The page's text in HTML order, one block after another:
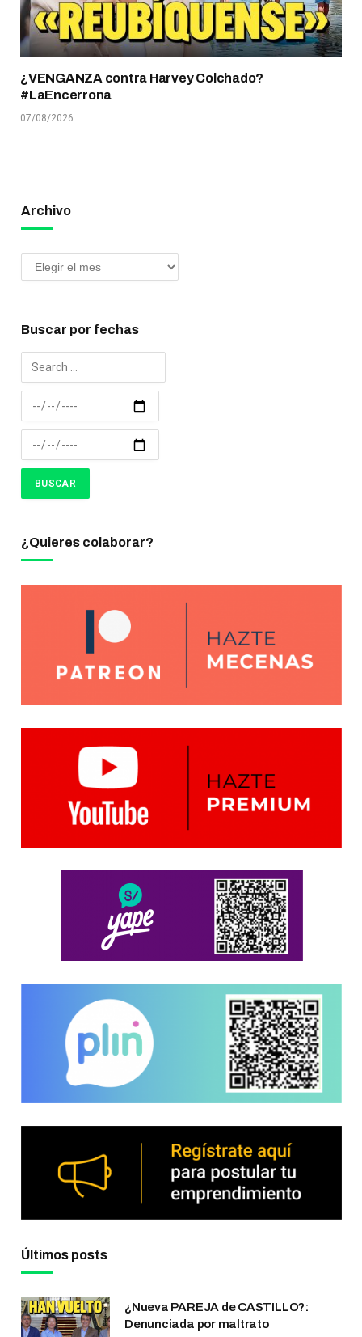
¿VENGANZA contra Harvey Colchado?
#LaEncerrona
07/08/2026
Archivo
Buscar por fechas
¿Quieres colaborar?
Últimos posts
¿Nueva PAREJA de CASTILLO?:
Denunciada por maltrato